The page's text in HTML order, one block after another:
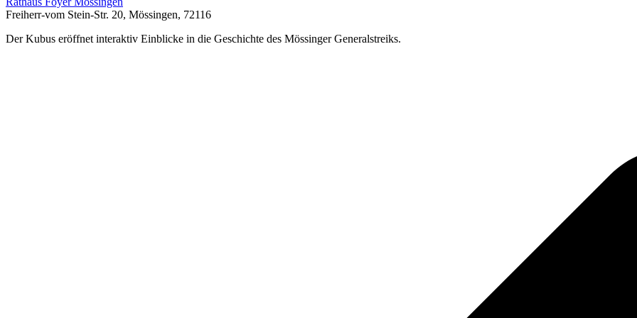
Freiherr-vom Stein-Str. 20, Mössingen, 72116
Der Kubus eröffnet interaktiv Einblicke in die Geschichte des Mössinger Generalstreiks.